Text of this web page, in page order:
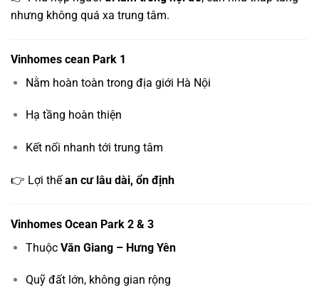
nhưng không quá xa trung tâm.
Vinhomes cean Park 1
Nằm hoàn toàn trong địa giới Hà Nội
Hạ tầng hoàn thiện
Kết nối nhanh tới trung tâm
👉 Lợi thếan cư lâu dài, ổn định
Vinhomes Ocean Park 2 & 3
Thuộc Văn Giang – Hưng Yên
Quỹ đất lớn, không gian rộng